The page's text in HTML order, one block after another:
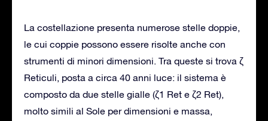
La costellazione presenta numerose stelle doppie,
le cui coppie possono essere risolte anche con
strumenti di minori dimensioni. Tra queste si trova ζ
Reticuli, posta a circa 40 anni luce: il sistema è
composto da due stelle gialle (ζ1 Ret e ζ2 Ret),
molto simili al Sole per dimensioni e massa,